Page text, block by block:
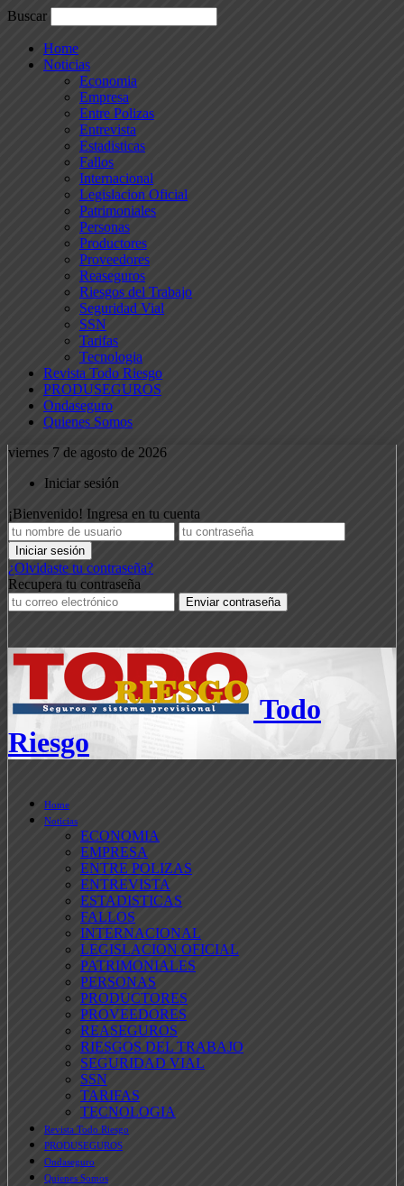
Buscar
Home
Noticias
Economia
Empresa
Entre Polizas
Entrevista
Estadisticas
Fallos
Internacional
Legislacion Oficial
Patrimoniales
Personas
Productores
Proveedores
Reaseguros
Riesgos del Trabajo
Seguridad Vial
SSN
Tarifas
Tecnologia
Revista Todo Riesgo
PRODUSEGUROS
Ondaseguro
Quienes Somos
viernes 7 de agosto de 2026
Iniciar sesión
¡Bienvenido! Ingresa en tu cuenta
¿Olvidaste tu contraseña?
Recupera tu contraseña
Todo
Riesgo
Home
Noticias
ECONOMIA
EMPRESA
ENTRE POLIZAS
ENTREVISTA
ESTADISTICAS
FALLOS
INTERNACIONAL
LEGISLACION OFICIAL
PATRIMONIALES
PERSONAS
PRODUCTORES
PROVEEDORES
REASEGUROS
RIESGOS DEL TRABAJO
SEGURIDAD VIAL
SSN
TARIFAS
TECNOLOGIA
Revista Todo Riesgo
PRODUSEGUROS
Ondaseguro
Quienes Somos